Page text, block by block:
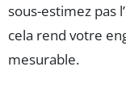
sous-estimez pas
cela rend votre
mesurable.